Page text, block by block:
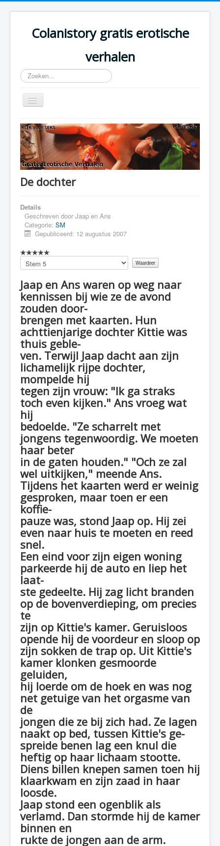
Colanistory gratis erotische
verhalen
Zoeken...
Schakelen
navigatie
Colanistory.eu - Erotische verhalen - Home
De dochter
Details
Geschreven door Jaap en Ans
Categorie: SM
Gepubliceerd: 12 augustus 2007
Voeg
waardering
Jaap en Ans waren op weg naar
kennissen bij wie ze de avond
zouden door-
brengen met kaarten. Hun
achttienjarige dochter Kittie was
thuis geble-
ven. Terwijl Jaap dacht aan zijn
lichamelijk rijpe dochter,
mompelde hij
tegen zijn vrouw: "Ik ga straks
toch even kijken." Ans vroeg wat
hij
bedoelde. "Ze scharrelt met
jongens tegenwoordig. We moeten
haar beter
in de gaten houden." "Och ze zal
wel uitkijken," meende Ans.
Tijdens het kaarten werd er weinig
gesproken, maar toen er een
koffie-
pauze was, stond Jaap op. Hij zei
even naar huis te moeten en reed
snel.
Een eind voor zijn eigen woning
parkeerde hij de auto en liep het
laat-
ste gedeelte. Hij zag licht branden
op de bovenverdieping, om precies
te
zijn op Kittie's kamer. Geruisloos
opende hij de voordeur en sloop op
zijn sokken de trap op. Uit Kittie's
kamer klonken gesmoorde
geluiden,
hij loerde om de hoek en was nog
net getuige van het orgasme van
de
jongen die ze bij zich had. Ze lagen
naakt op bed, tussen Kittie's ge-
spreide benen lag een knul die
heftig op haar lichaam stootte.
Diens billen knepen samen toen hij
klaarkwam en zijn zaad in haar
loosde.
Jaap stond een ogenblik als
verlamd. Dan stormde hij de kamer
binnen en
rukte de jongen aan de arm.